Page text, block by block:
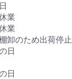
業
業
卸のため出荷停止
日
日